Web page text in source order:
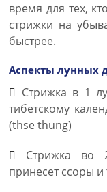
время для тех,
стрижки на
быстрее.
Аспекты лунных
Стрижка в 1
тибетскому
(thse thung)
Стрижка во
принесет ссоры